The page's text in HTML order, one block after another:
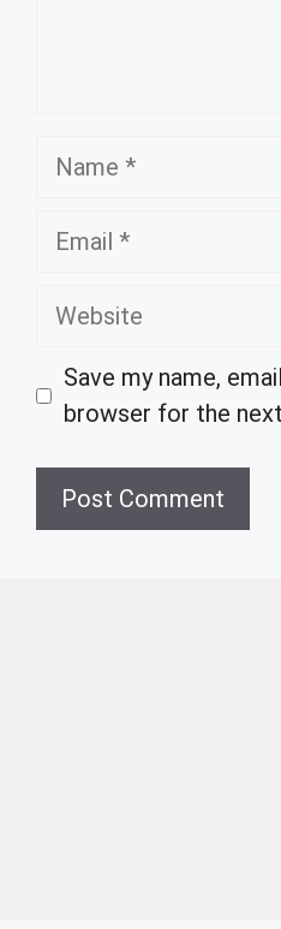
Name
Email
Website
Save my name,
browser for the